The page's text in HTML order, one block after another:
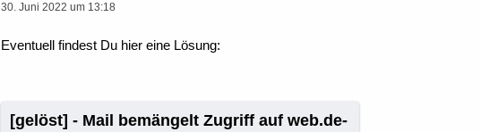
30. Juni 2022 um 13:18
Eventuell findest Du hier eine Lösung:
[gelöst] - Mail bemängelt Zugriff auf web.de-